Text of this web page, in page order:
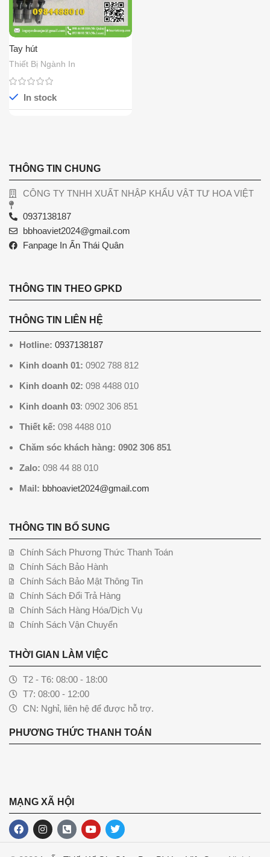
Tay hút
Thiết Bị Ngành In
In stock
THÔNG TIN CHUNG
CÔNG TY TNHH XUẤT NHẬP KHẨU VẬT TƯ HOA VIỆT
0937138187
bbhoaviet2024@gmail.com
Fanpage In Ấn Thái Quân
THÔNG TIN THEO GPKD
THÔNG TIN LIÊN HỆ
Hotline: 0937138187
Kinh doanh 01: 0902 788 812
Kinh doanh 02: 098 4488 010
Kinh doanh 03: 0902 306 851
Thiết kế: 098 4488 010
Chăm sóc khách hàng: 0902 306 851
Zalo: 098 44 88 010
Mail: bbhoaviet2024@gmail.com
THÔNG TIN BỔ SUNG
Chính Sách Phương Thức Thanh Toán
Chính Sách Bảo Hành
Chính Sách Bảo Mật Thông Tin
Chính Sách Đổi Trả Hàng
Chính Sách Hàng Hóa/Dịch Vụ
Chính Sách Vận Chuyển
THỜI GIAN LÀM VIỆC
T2 - T6: 08:00 - 18:00
T7: 08:00 - 12:00
CN: Nghỉ, liên hệ để được hỗ trợ.
PHƯƠNG THỨC THANH TOÁN
MẠNG XÃ HỘI